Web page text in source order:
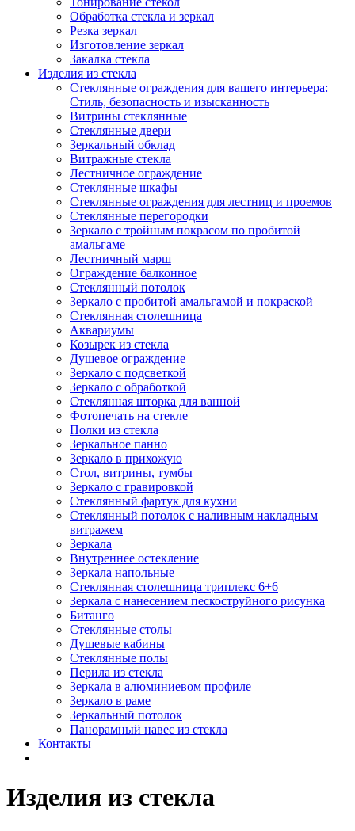
Обработка стекла и зеркал
Резка зеркал
Изготовление зеркал
Закалка стекла
Изделия из стекла
Стеклянные ограждения для вашего интерьера:
Стиль, безопасность и изысканность
Витрины стеклянные
Стеклянные двери
Зеркальный обклад
Витражные стекла
Лестничное ограждение
Стеклянные шкафы
Стеклянные ограждения для лестниц и проемов
Стеклянные перегородки
Зеркало с тройным покрасом по пробитой
амальгаме
Лестничный марш
Ограждение балконное
Стеклянный потолок
Зеркало с пробитой амальгамой и покраской
Стеклянная столешница
Аквариумы
Козырек из стекла
Душевое ограждение
Зеркало с подсветкой
Зеркало с обработкой
Стеклянная шторка для ванной
Фотопечать на стекле
Полки из стекла
Зеркальное панно
Зеркало в прихожую
Стол, витрины, тумбы
Зеркало с гравировкой
Стеклянный фартук для кухни
Стеклянный потолок с наливным накладным
витражем
Зеркала
Внутреннее остекление
Зеркала напольные
Стеклянная столешница триплекс 6+6
Зеркала с нанесением пескоструйного рисунка
Битанго
Стеклянные столы
Душевые кабины
Стеклянные полы
Перила из стекла
Зеркала в алюминиевом профиле
Зеркало в раме
Зеркальный потолок
Панорамный навес из стекла
Контакты
Изделия из стекла